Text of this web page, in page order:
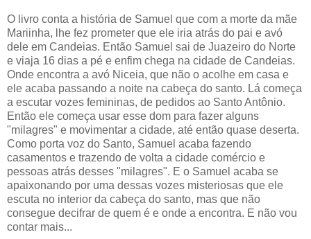
O livro conta a história de Samuel que com a morte da mãe
Mariinha, lhe fez prometer que ele iria atrás do pai e avó
dele em Candeias. Então Samuel sai de Juazeiro do Norte
e viaja 16 dias a pé e enfim chega na cidade de Candeias.
Onde encontra a avó Niceia, que não o acolhe em casa e
ele acaba passando a noite na cabeça do santo. Lá começa
a escutar vozes femininas, de pedidos ao Santo Antônio.
Então ele começa usar esse dom para fazer alguns
"milagres" e movimentar a cidade, até então quase deserta.
Como porta voz do Santo, Samuel acaba fazendo
casamentos e trazendo de volta a cidade comércio e
pessoas atrás desses "milagres". E o Samuel acaba se
apaixonando por uma dessas vozes misteriosas que ele
escuta no interior da cabeça do santo, mas que não
consegue decifrar de quem é e onde a encontra. E não vou
contar mais...